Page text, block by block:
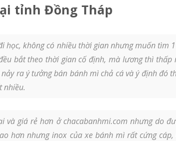
tỉnh Đồng Tháp
không có nhiều thời gian nhưng muốn tìm
bắt theo thời gian cố định, mà lương thì
ra ý tưởng bán bánh mì chả cá và ý định đó
nhiều.
và giá rẻ hơn ở chacabanhmi.com nhưng do
hơn nhưng inox của xe bánh mì rất cứng